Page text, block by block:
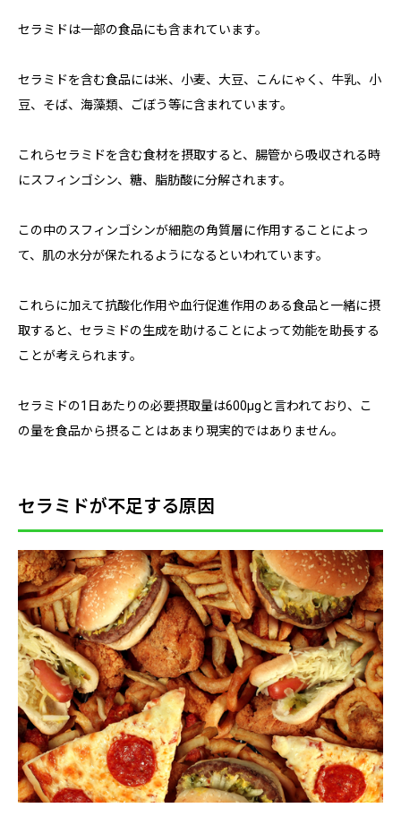
セラミドは一部の食品にも含まれています。
セラミドを含む食品には米、小麦、大豆、こんにゃく、牛乳、小
豆、そば、海藻類、ごぼう等に含まれています。
これらセラミドを含む食材を摂取すると、腸管から吸収される時
にスフィンゴシン、糖、脂肪酸に分解されます。
この中のスフィンゴシンが細胞の角質層に作用することによっ
て、肌の水分が保たれるようになるといわれています。
これらに加えて抗酸化作用や血行促進作用のある食品と一緒に摂
取すると、セラミドの生成を助けることによって効能を助長する
ことが考えられます。
セラミドの1日あたりの必要摂取量は600μgと言われており、こ
の量を食品から摂ることはあまり現実的ではありません。
セラミドが不足する原因